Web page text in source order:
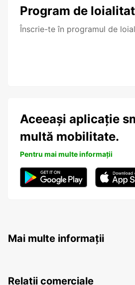
Program de
Înscrie-te în programul de
Aceeași aplicație
multă mobilitate.
Pentru mai multe informații
Mai multe informații
Relații comerciale